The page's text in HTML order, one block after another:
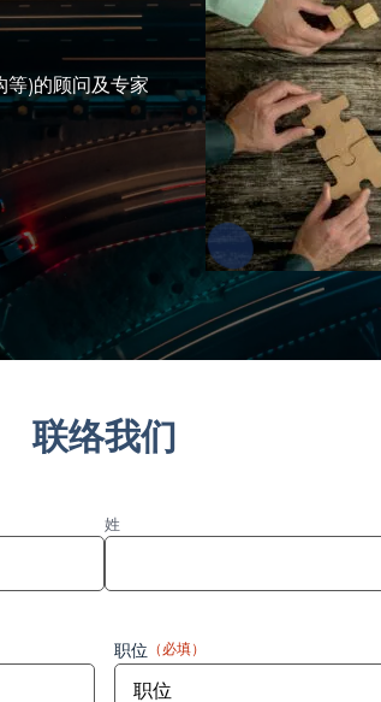
等)的顾问及专家
联络我们
姓
职位 （必填）